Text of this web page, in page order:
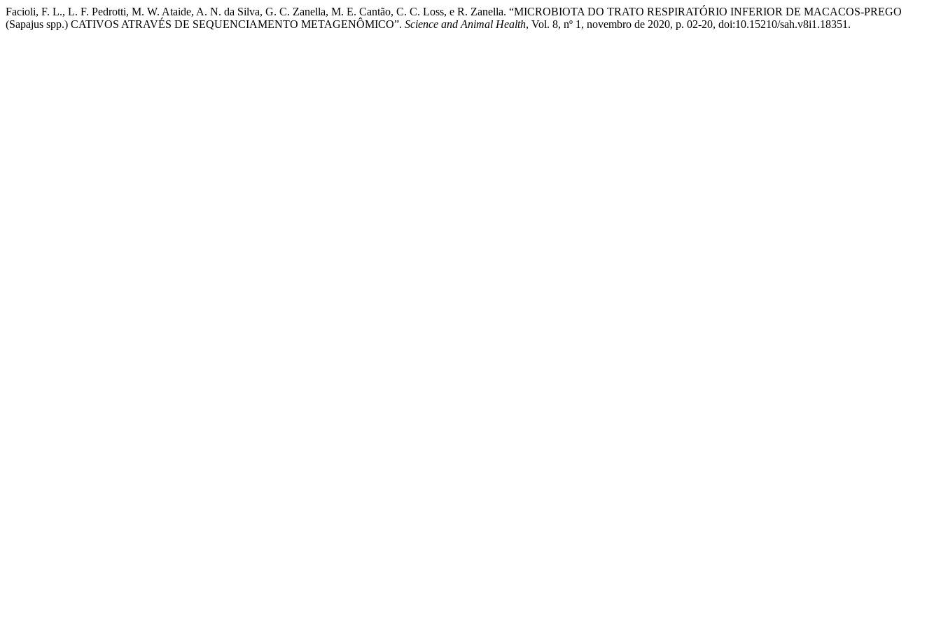
Facioli, F. L., L. F. Pedrotti, M. W. Ataide, A. N. da Silva, G. C. Zanella, M. E. Cantão, C. C. Loss, e R. Zanella. “MICROBIOTA DO TRATO RESPIRATÓRIO INFERIOR DE MACACOS-PREGO
(Sapajus spp.) CATIVOS ATRAVÉS DE SEQUENCIAMENTO METAGENÔMICO”. Science and Animal Health, Vol. 8, nº 1, novembro de 2020, p. 02-20, doi:10.15210/sah.v8i1.18351.